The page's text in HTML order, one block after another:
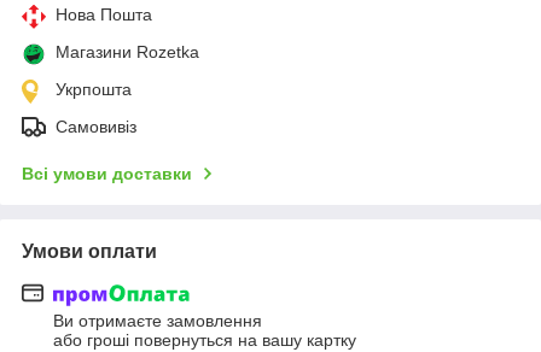
Нова Пошта
Магазини Rozetka
Укрпошта
Самовивіз
Всі умови доставки
Умови оплати
Ви отримаєте замовлення
або гроші повернуться на вашу картку